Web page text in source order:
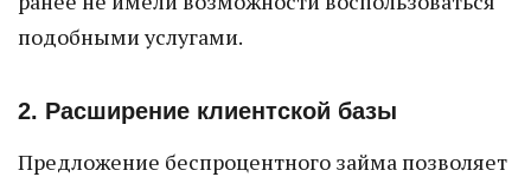
подобными услугами.
2. Расширение клиентской базы
Предложение беспроцентного займа позволяет